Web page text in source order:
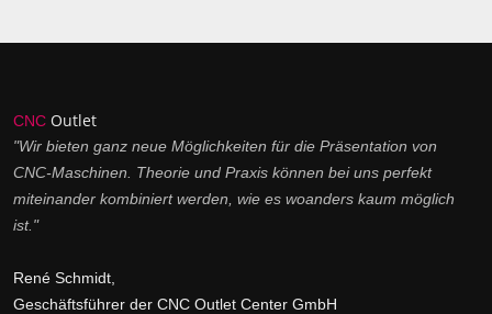
CNC Outlet
"Wir bieten ganz neue Möglichkeiten für die Präsentation von
CNC-Maschinen. Theorie und Praxis können bei uns perfekt
miteinander kombiniert werden, wie es woanders kaum möglich
ist."
René Schmidt,
Geschäftsführer der CNC Outlet Center GmbH